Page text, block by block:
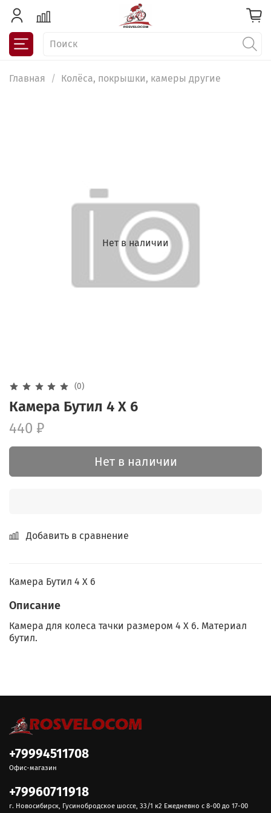
Главная Колёса, покрышки, камеры другие
Нет в наличии
(0)
Камера Бутил 4 X 6
440 ₽
Нет в наличии
Добавить в сравнение
Камера Бутил 4 X 6
Описание
Камера для колеса тачки размером 4 X 6. Материал
бутил.
+79994511708
Офис-магазин
+79960711918
г. Новосибирск, Гусинобродское шоссе, 33/1 к2 Ежедневно с 8-00 до 17-00